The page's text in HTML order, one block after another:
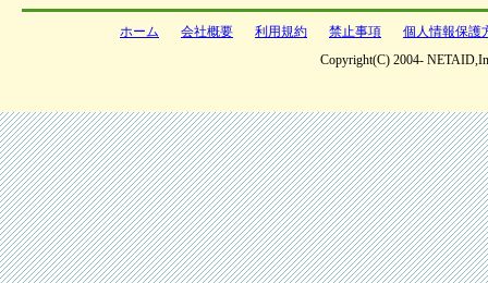
ホーム 会社概要 利用規約 禁止事項
個人情報保護
Copyright(C) 2004-